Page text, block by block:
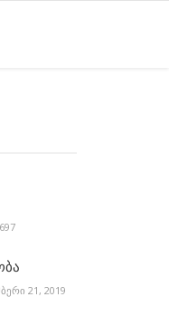
21, 2019